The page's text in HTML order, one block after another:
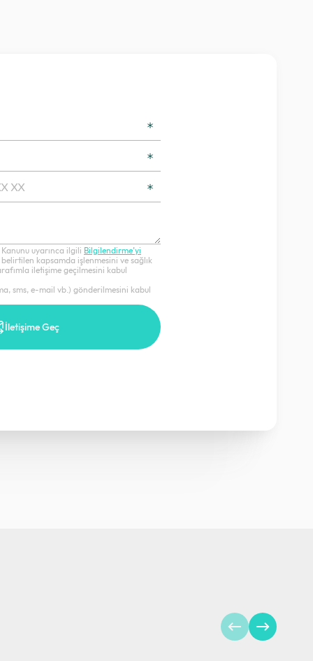
uyarınca ilgili Bilgilendirme’yi
kapsamda işlenmesini ve sağlık
iletişime geçilmesini kabul
sms, e-mail vb.) gönderilmesini kabul
İletişime Geç